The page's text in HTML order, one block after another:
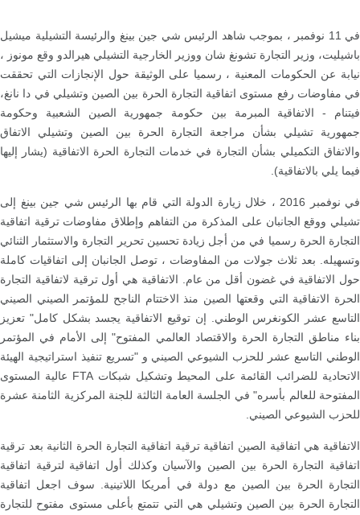
في 11 نوفمبر ، بموجب شاهد الرئيس شي جين بينغ والرئيسة التشيلية ميشيل
باشيليت، وزير التجارة تشونغ شان ووزير الخارجية التشيلي هيرالدو وقع مونوز ،
نيابة عن الحكومات المعنية ، رسميا على الوثيقة حول الإنجازات التي تحققت
في مفاوضات رفع مستوى اتفاقية التجارة الحرة بين الصين وتشيلي في دا نانغ،
فيتنام - الاتفاقية المبرمة بين حكومة جمهورية الصين الشعبية وحكومة
جمهورية تشيلي بشأن مراجعة التجارة الحرة بين الصين وتشيلي الاتفاق
والاتفاق التكميلي بشأن التجارة في خدمات التجارة الحرة الاتفاقية (يشار إليها
فيما يلي بالاتفاقية).
في نوفمبر 2016 ، خلال زيارة الدولة التي قام بها الرئيس شي جين بينغ إلى
تشيلي ووقع الجانبان على المذكرة من التفاهم وإطلاق مفاوضات ترقية اتفاقية
التجارة الحرة رسميا في من أجل زيادة تحسين تحرير التجارة والاستثمار الثنائي
وتسهيله. بعد ثلاث جولات من المفاوضات ، توصل الجانبان إلى اتفاقيات كاملة
حول الاتفاقية في غضون أقل من عام. الاتفاقية هي أول ترقية لاتفاقية التجارة
الحرة الاتفاقية التي وقعتها الصين منذ الاختتام الناجح للمؤتمر الصيني الصيني
التاسع عشر الكونغرس الوطني. إن توقيع الاتفاقية يجسد بشكل كامل" تعزيز
بناء مناطق التجارة الحرة والاقتصاد العالمي المفتوح" إلى الأمام في المؤتمر
الوطني التاسع عشر للحزب الشيوعي الصيني و "تسريع تنفيذ استراتيجية الهيئة
الاتحادية للضرائب القائمة على المحيط وتشكيل شبكات FTA عالية المستوى
المفتوحة للعالم بأسره" في الجلسة العامة الثالثة للجنة المركزية الثامنة عشرة
للحزب الشيوعي الصيني.
الاتفاقية هي اتفاقية الصين اتفاقية ترقية اتفاقية التجارة الحرة الثانية بعد ترقية
اتفاقية التجارة الحرة بين الصين والآسيان وكذلك أول اتفاقية لترقية اتفاقية
التجارة الحرة بين الصين مع دولة في أمريكا اللاتينية. سوف اجعل اتفاقية
التجارة الحرة بين الصين وتشيلي هي التي تتمتع بأعلى مستوى مفتوح للتجارة